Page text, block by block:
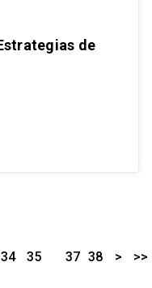
de
34
35
37 38 > >>